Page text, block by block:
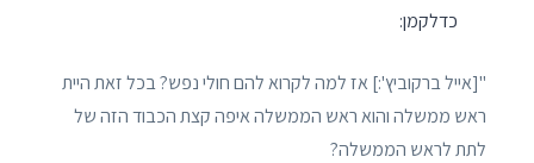
כדלקמן:
"[אייל ברקוביץ':] אז למה לקרוא להם חולי נפש? בכל זאת היית
ראש ממשלה והוא ראש הממשלה איפה קצת הכבוד הזה של
לתת לראש הממשלה?